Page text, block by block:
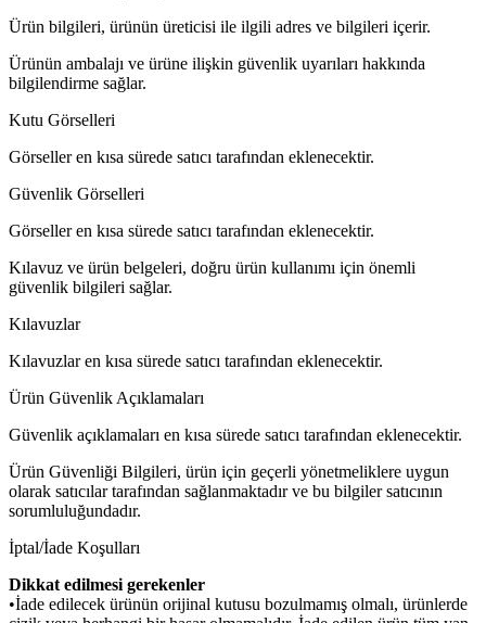
Ürün bilgileri, ürünün üreticisi ile ilgili adres ve bilgileri içerir.
Ürünün ambalajı ve ürüne ilişkin güvenlik uyarıları hakkında
bilgilendirme sağlar.
Kutu Görselleri
Görseller en kısa sürede satıcı tarafından eklenecektir.
Güvenlik Görselleri
Görseller en kısa sürede satıcı tarafından eklenecektir.
Kılavuz ve ürün belgeleri, doğru ürün kullanımı için önemli
güvenlik bilgileri sağlar.
Kılavuzlar
Kılavuzlar en kısa sürede satıcı tarafından eklenecektir.
Ürün Güvenlik Açıklamaları
Güvenlik açıklamaları en kısa sürede satıcı tarafından eklenecektir.
Ürün Güvenliği Bilgileri, ürün için geçerli yönetmeliklere uygun
olarak satıcılar tarafından sağlanmaktadır ve bu bilgiler satıcının
sorumluluğundadır.
İptal/İade Koşulları
Dikkat edilmesi gerekenler
•İade edilecek ürünün orijinal kutusu bozulmamış olmalı, ürünlerde